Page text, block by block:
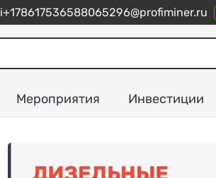
i+178617536588065296@profiminer.ru
Мероприятия Инвестиции